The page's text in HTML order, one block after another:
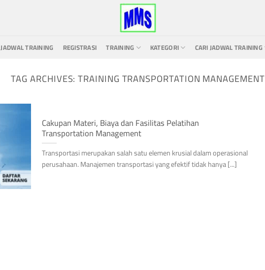
JADWAL TRAINING REGISTRASI TRAINING KATEGORI CARI JADWAL TRAINING
TAG ARCHIVES:TRAINING TRANSPORTATION MANAGEMENT
Cakupan Materi, Biaya dan Fasilitas Pelatihan
Transportation Management
Transportasi merupakan salah satu elemen krusial dalam operasional
perusahaan. Manajemen transportasi yang efektif tidak hanya [...]